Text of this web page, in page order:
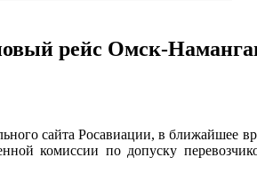
рейс Омск-
сайта Росавиации, в ближайшее
комиссии по допуску